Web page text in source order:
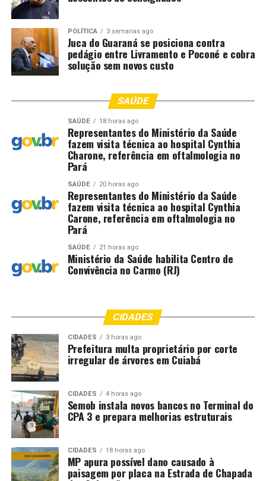
POLÍTICA 3 semanas ago
Juca do Guaraná se posiciona contra
pedágio entre Livramento e Poconé e cobra
solução sem novos custo
SAÚDE
SAÚDE 18 horas ago
Representantes do Ministério da Saúde
fazem visita técnica ao hospital Cynthia
Charone, referência em oftalmologia no
Pará
SAÚDE 20 horas ago
Representantes do Ministério da Saúde
fazem visita técnica ao hospital Cynthia
Carone, referência em oftalmologia no
Pará
SAÚDE 21 horas ago
Ministério da Saúde habilita Centro de
Convivência no Carmo (RJ)
CIDADES
CIDADES 3 horas ago
Prefeitura multa proprietário por corte
irregular de árvores em Cuiabá
CIDADES 4 horas ago
Semob instala novos bancos no Terminal do
CPA 3 e prepara melhorias estruturais
CIDADES 18 horas ago
MP apura possível dano causado à
paisagem por placa na Estrada de Chapada